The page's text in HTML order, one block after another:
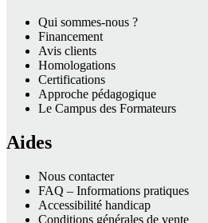
Qui sommes-nous ?
Financement
Avis clients
Homologations
Certifications
Approche pédagogique
Le Campus des Formateurs
Aides
Nous contacter
FAQ – Informations pratiques
Accessibilité handicap
Conditions générales de vente